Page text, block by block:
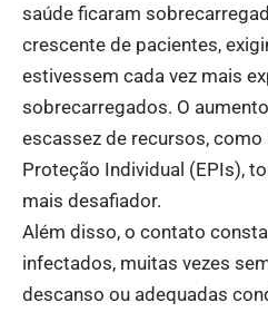
saúde ficaram
crescente de pacientes,
estivessem cada vez mais
sobrecarregados. O
escassez de recursos,
Proteção Individual (EPIs),
mais desafiador.
Além disso, o contato
infectados, muitas vezes
descanso ou adequadas